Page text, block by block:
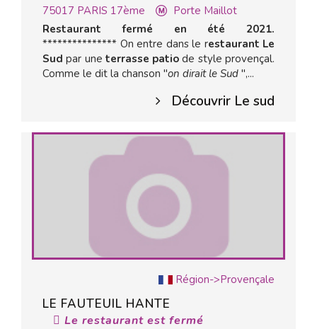
75017 PARIS 17ème
Porte Maillot
Restaurant fermé en été 2021.
*************** On entre dans le restaurant Le
Sudpar une terrasse patiode style provençal.
Comme le dit la chanson "on dirait le Sud ",...
Découvrir Le sud
Région->Provençale
LE FAUTEUIL HANTE
Le restaurant est fermé